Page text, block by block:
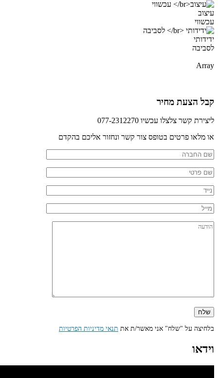
עיצוב
עכשווי
ידידותי
לסביבה
Array
קבל הצעת מחיר
ליצירת קשר צלצלו עכשיו 077-2312270
או מלאו פרטים בטופס צור קשר ונחזור אליכם בהקדם
בלחיצה על "שלח" אני מאשר/ת את תנאי מדיניות הפרטיות
וידאו